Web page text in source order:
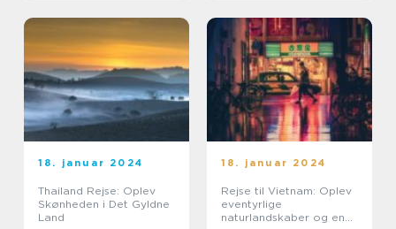
18. januar 2024
Thailand Rejse: Oplev
Skønheden i Det Gyldne
Land
18. januar 2024
Rejse til Vietnam: Oplev
eventyrlige
naturlandskaber og en